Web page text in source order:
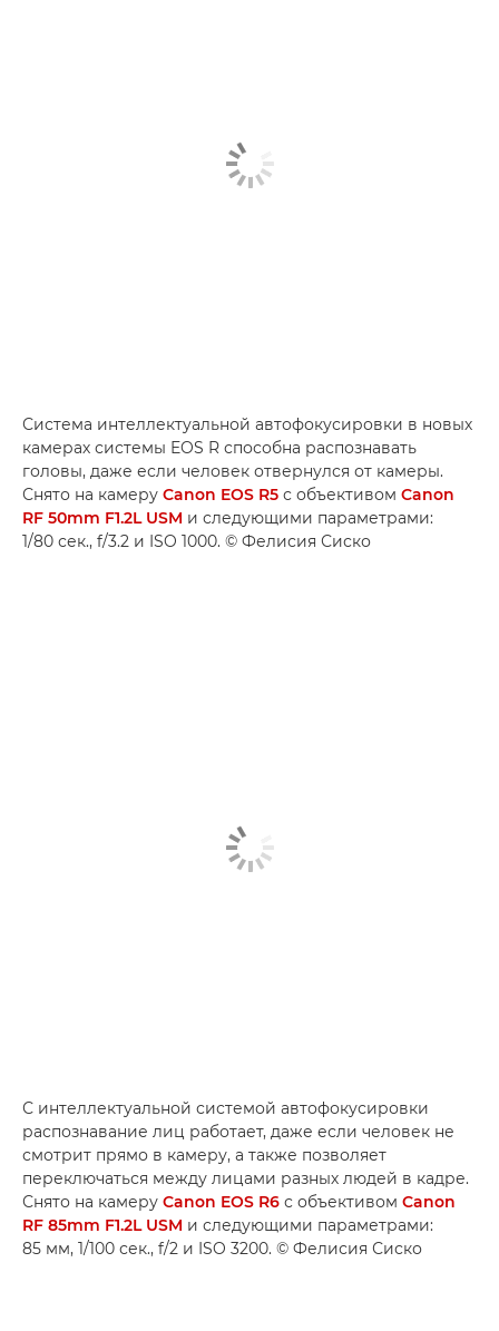
Система интеллектуальной автофокусировки в новых
камерах системы EOS R способна распознавать
головы, даже если человек отвернулся от камеры.
Снято на камеру Canon EOS R5 с объективом Canon
RF 50mm F1.2L USM и следующими параметрами:
1/80 сек., f/3.2 и ISO 1000. © Фелисия Сиско
С интеллектуальной системой автофокусировки
распознавание лиц работает, даже если человек не
смотрит прямо в камеру, а также позволяет
переключаться между лицами разных людей в кадре.
Снято на камеру Canon EOS R6 с объективом Canon
RF 85mm F1.2L USM и следующими параметрами:
85 мм, 1/100 сек., f/2 и ISO 3200. © Фелисия Сиско